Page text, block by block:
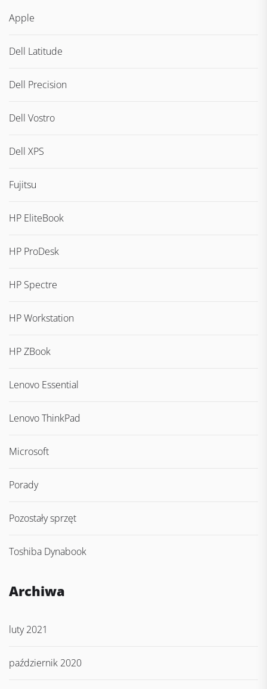
Apple
Dell Latitude
Dell Precision
Dell Vostro
Dell XPS
Fujitsu
HP EliteBook
HP ProDesk
HP Spectre
HP Workstation
HP ZBook
Lenovo Essential
Lenovo ThinkPad
Microsoft
Porady
Pozostały sprzęt
Toshiba Dynabook
Archiwa
luty 2021
październik 2020